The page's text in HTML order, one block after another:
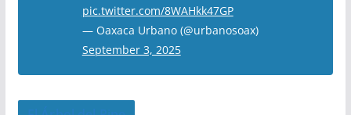
pic.twitter.com/8WAHkk47GP
— Oaxaca Urbano (@urbanosoax)
September 3, 2025